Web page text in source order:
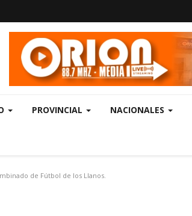
PROVINCIAL NACIONALES
de Fútbol de los Llanos.